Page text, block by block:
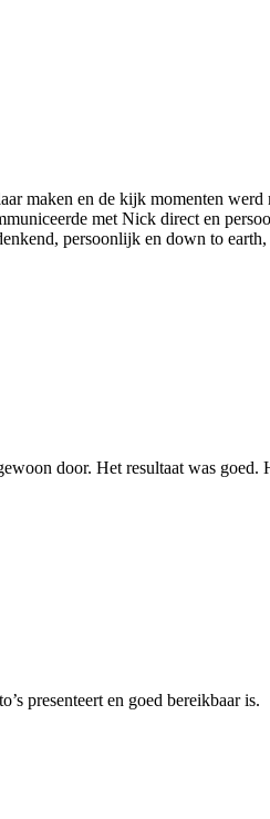
maken en de kijk momenten
met Nick direct en
persoonlijk en down to
door. Het resultaat was
presenteert en goed bereikbaar is.